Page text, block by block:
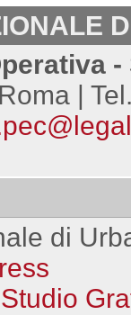
|
di
Studio